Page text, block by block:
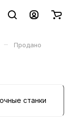
– Продано
станки